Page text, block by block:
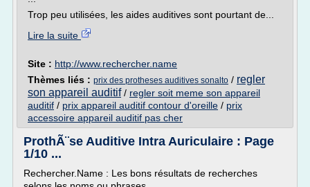
Trop peu utilisées, les aides auditives sont pourtant de...
Lire la suite
Site : http://www.rechercher.name
Thèmes liés : prix des protheses auditives sonalto / regler
son appareil auditif/ regler soit meme son appareil
auditif / prix appareil auditif contour d'oreille / prix
accessoire appareil auditif pas cher
ProthÃ¨se Auditive Intra Auriculaire : Page
1/10 ...
Rechercher.Name : Les bons résultats de recherches